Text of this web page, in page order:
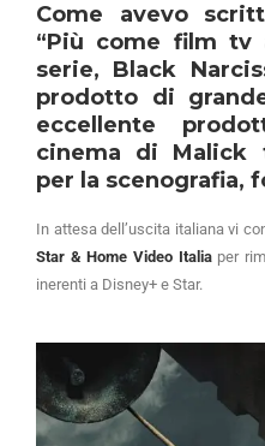
Come avevo
“Più come film tv
serie, Black
prodotto di
eccellente
cinema di Malick
per la scenografia,
In attesa dell’uscita italiana vi
Star & Home Video Italiaper
inerenti a Disney+ e Star.